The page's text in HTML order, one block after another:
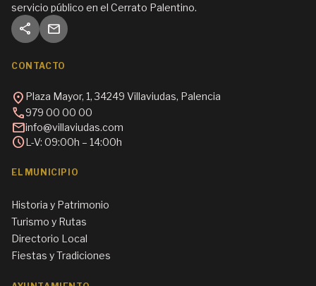
servicio público en el Cerrato Palentino.
share mail
CONTACTO
location_on Plaza Mayor, 1, 34249 Villaviudas, Palencia
call979 00 00 00
mailinfo@villaviudas.com
scheduleL-V: 09:00h – 14:00h
EL MUNICIPIO
Historia y Patrimonio
Turismo y Rutas
Directorio Local
Fiestas y Tradiciones